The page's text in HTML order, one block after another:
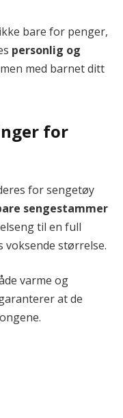
bare for penger,
personlig og
med barnet ditt
for
for sengetøy
sengestammer
til en full
voksende størrelse.
varme og
at de